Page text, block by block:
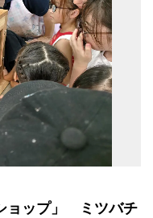
ョップ」 ミツバチ